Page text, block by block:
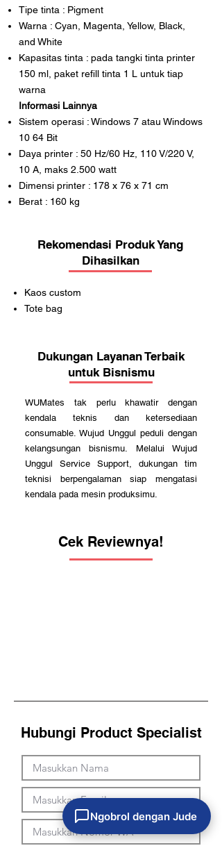
Tipe tinta : Pigment
Warna : Cyan, Magenta, Yellow, Black,
and White
Kapasitas tinta : pada tangki tinta printer
150 ml, paket refill tinta 1 L untuk tiap
warna
Informasi Lainnya
Sistem operasi : Windows 7 atau Windows
10 64 Bit
Daya printer : 50 Hz/60 Hz, 110 V/220 V,
10 A, maks 2.500 watt
Dimensi printer : 178 x 76 x 71 cm
Berat : 160 kg
Rekomendasi Produk Yang
Dihasilkan
Kaos custom
Tote bag
Dukungan Layanan Terbaik
untuk Bisnismu
WUMates tak perlu khawatir dengan
kendala teknis dan ketersediaan
consumable. Wujud Unggul peduli dengan
kelangsungan bisnismu. Melalui Wujud
Unggul Service Support, dukungan tim
teknisi berpengalaman siap mengatasi
kendala pada mesin produksimu.
Cek Reviewnya!
Hubungi Product Specialist
Ngobrol dengan Jude